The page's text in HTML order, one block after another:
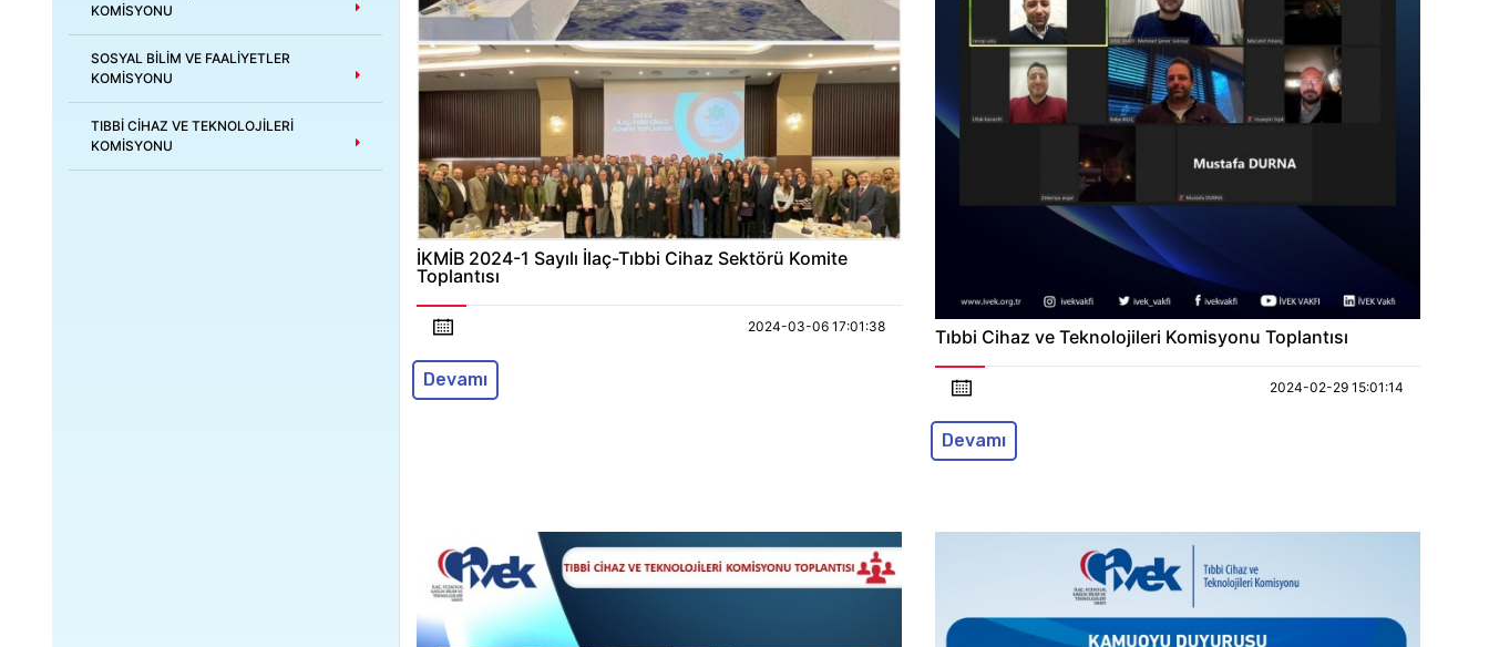
KOMİSYONU
SOSYAL BİLİM VE FAALİYETLER
KOMİSYONU
TIBBİ CİHAZ VE TEKNOLOJİLERİ
KOMİSYONU
İKMİB 2024-1 Sayılı İlaç-Tıbbi Cihaz Sektörü Komite
Toplantısı
2024-03-06 17:01:38
Devamı
Tıbbi Cihaz ve Teknolojileri Komisyonu Toplantısı
2024-02-29 15:01:14
Devamı